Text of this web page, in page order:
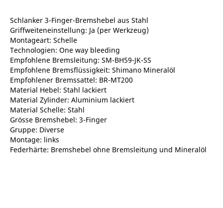
Schlanker 3-Finger-Bremshebel aus Stahl
Griffweiteneinstellung: Ja (per Werkzeug)
Montageart: Schelle
Technologien: One way bleeding
Empfohlene Bremsleitung: SM-BH59-JK-SS
Empfohlene Bremsflüssigkeit: Shimano Mineralöl
Empfohlener Bremssattel: BR-MT200
Material Hebel: Stahl lackiert
Material Zylinder: Aluminium lackiert
Material Schelle: Stahl
Grösse Bremshebel: 3-Finger
Gruppe: Diverse
Montage: links
Federhärte: Bremshebel ohne Bremsleitung und Mineralöl